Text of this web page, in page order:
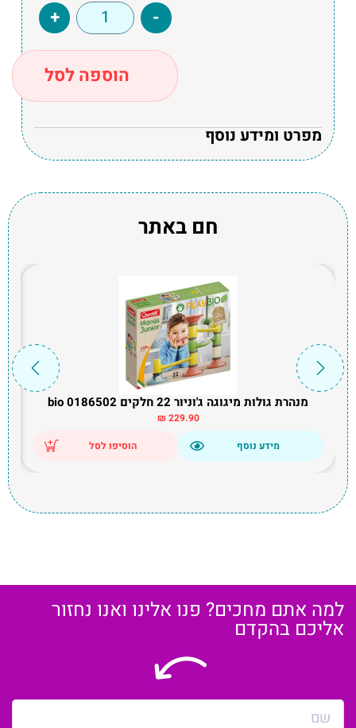
-
+
הוספה לסל
מפרט ומידע נוסף
חם באתר
מנהרת גולות מיגוגה ג'וניור 22 חלקים bio 0186502
229.90
₪
מידע נוסף
הוסיפו לסל
למה אתם מחכים? פנו אלינו ואנו נחזור
אליכם בהקדם